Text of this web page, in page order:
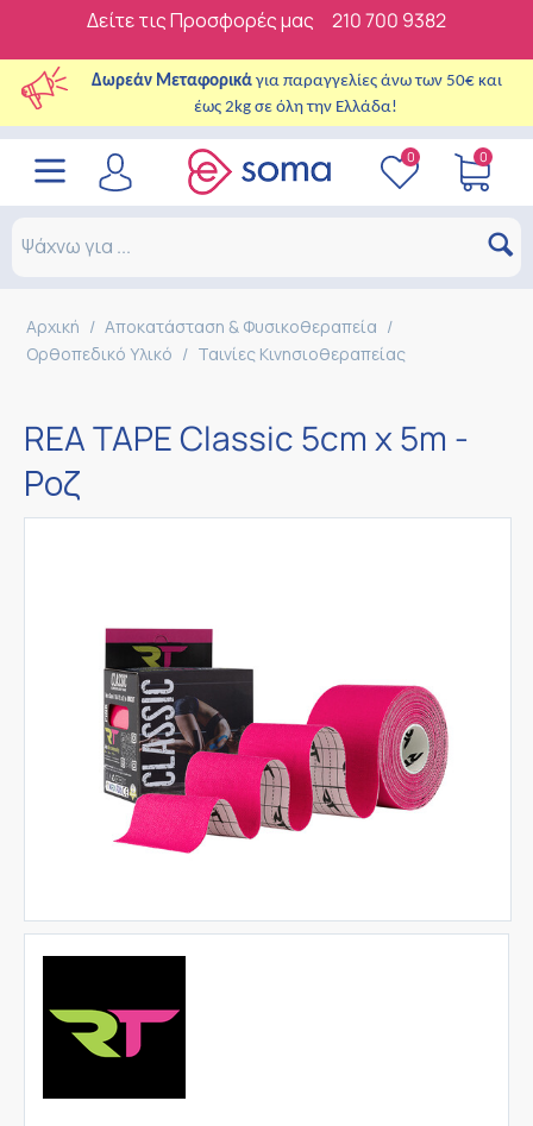
Δείτε τις Προσφορές μας 210 700 9382
Δωρεάν Μεταφορικά για παραγγελίες άνω των 50€ και
έως 2kg σε όλη την Ελλάδα!
0 0
Αρχική / Αποκατάσταση & Φυσικοθεραπεία /
Ορθοπεδικό Υλικό / Ταινίες Κινησιοθεραπείας
REA TAPE Classic 5cm x 5m -
Ροζ